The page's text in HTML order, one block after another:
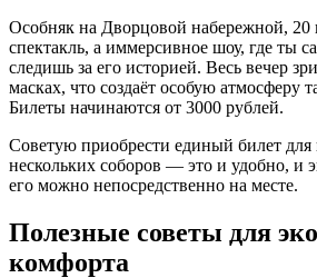
Особняк на Дворцовой набережной, 20
спектакль, а иммерсивное шоу, где ты
следишь за его историей. Весь вечер
масках, что создаёт особую атмосферу
Билеты начинаются от 3000 рублей.
Советую приобрести единый билет для
нескольких соборов — это и удобно, и
его можно непосредственно на месте.
Полезные советы для
комфорта